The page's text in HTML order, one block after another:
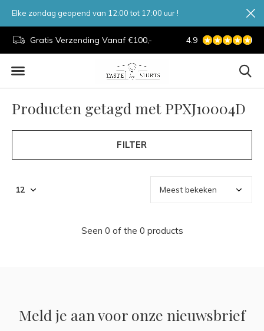
Gratis Verzending Vanaf €100,- 7 Dagen Per
4.9
Elke zondag geopend van 12:00 tot 17:00 uur !
Producten getagd met PPXJ10004D
FILTER
Seen 0 of the 0 products
Meld je aan voor onze nieuwsbrief